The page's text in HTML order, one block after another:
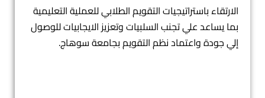
الارتقاء باستراتيجيات التقويم الطلابي للعملية التعليمية
بما يساعد علي تجنب السلبيات وتعزيز الايجابيات للوصول
إلي جودة واعتماد نظم التقويم بجامعة سوهاج.